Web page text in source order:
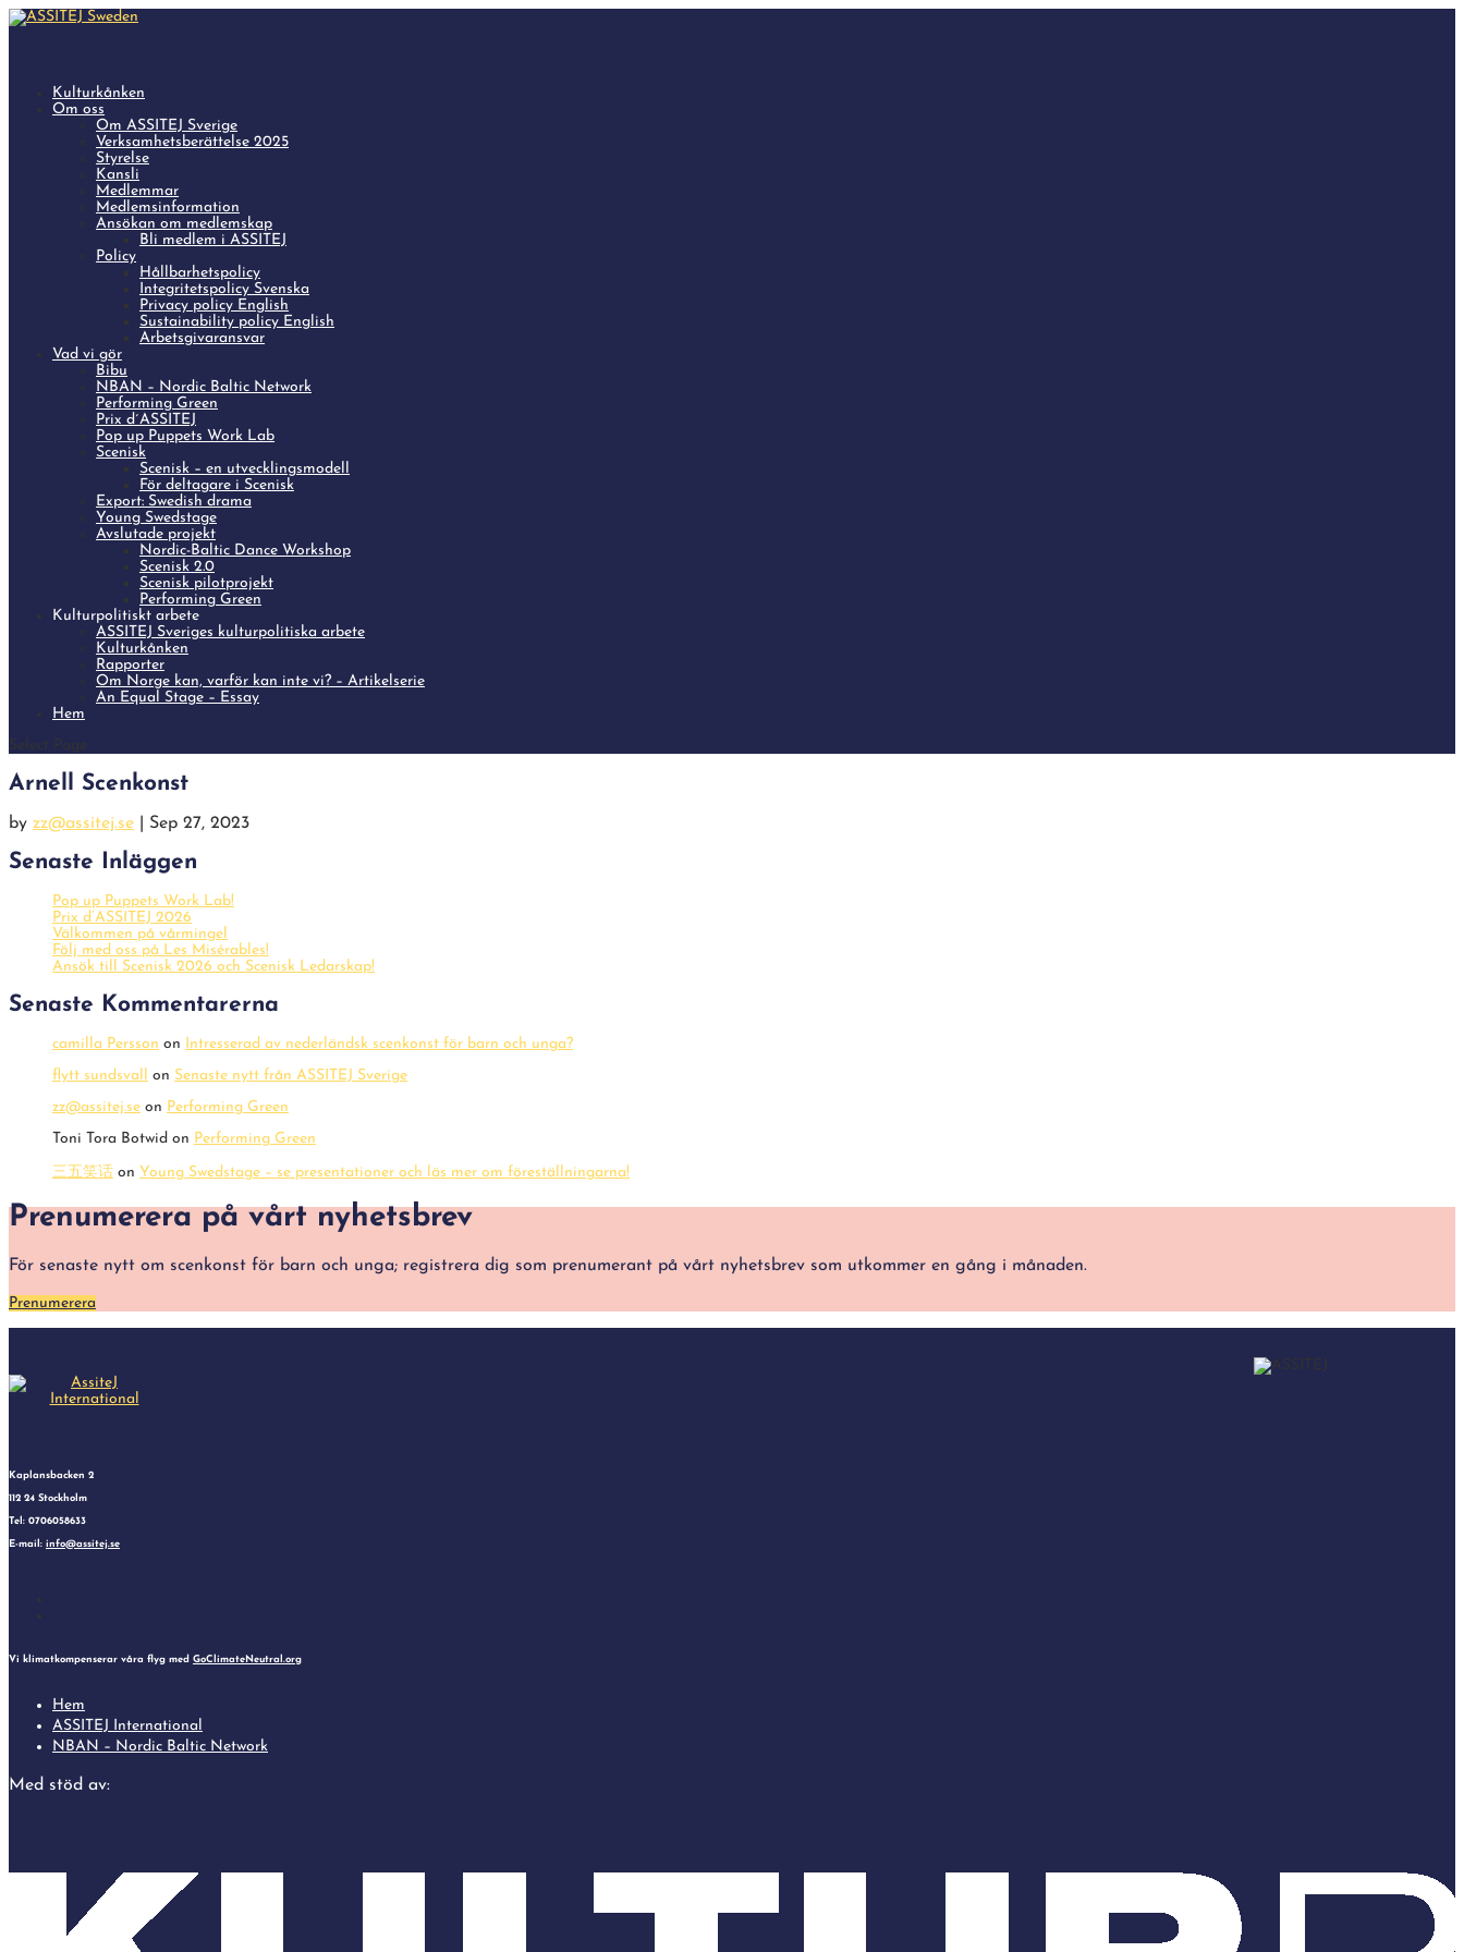
Kulturkånken
Om oss
Om ASSITEJ Sverige
Verksamhetsberättelse 2025
Styrelse
Kansli
Medlemmar
Medlemsinformation
Ansökan om medlemskap
Bli medlem i ASSITEJ
Policy
Hållbarhetspolicy
Integritetspolicy Svenska
Privacy policy English
Sustainability policy English
Arbetsgivaransvar
Vad vi gör
Bibu
NBAN – Nordic Baltic Network
Performing Green
Prix d´ASSITEJ
Pop up Puppets Work Lab
Scenisk
Scenisk – en utvecklingsmodell
För deltagare i Scenisk
Export: Swedish drama
Young Swedstage
Avslutade projekt
Nordic-Baltic Dance Workshop
Scenisk 2.0
Scenisk pilotprojekt
Performing Green
Kulturpolitiskt arbete
ASSITEJ Sveriges kulturpolitiska arbete
Kulturkånken
Rapporter
Om Norge kan, varför kan inte vi? – Artikelserie
An Equal Stage – Essay
Hem
Select Page
Arnell Scenkonst
by zz@assitej.se Sep 27, 2023
Senaste Inläggen
Pop up Puppets Work Lab!
Prix d’ASSITEJ 2026
Välkommen på vårmingel
Följ med oss på Les Misérables!
Ansök till Scenisk 2026 och Scenisk Ledarskap!
Senaste Kommentarerna
camilla Persson on
Intresserad av nederländsk scenkonst för barn och unga?
flytt sundsvall
on Senaste nytt från ASSITEJ Sverige
zz@assitej.se on Performing Green
Toni Tora Botwid on Performing Green
三五笑话 on Young Swedstage – se presentationer och läs mer om föreställningarna!
Prenumerera på vårt nyhetsbrev
För senaste nytt om scenkonst för barn och unga; registrera dig som prenumerant på vårt nyhetsbrev som utkommer en gång i månaden.
Prenumerera
Kaplansbacken 2
112 24 Stockholm
Tel: 0706058633
E-mail: info@assitej.se
Vi klimatkompenserar våra flyg med GoClimateNeutral.org
Hem
ASSITEJ International
NBAN – Nordic Baltic Network
Med stöd av: